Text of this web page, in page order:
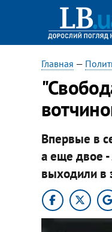
Главная —
Впервые в
а еще двое
выходили в